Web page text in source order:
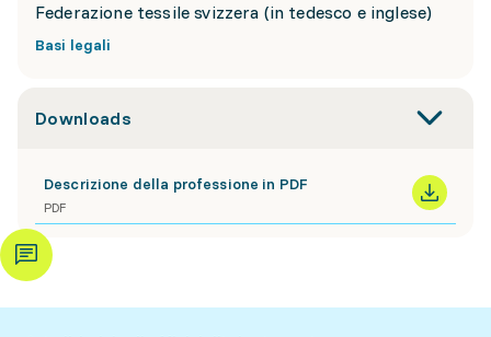
Federazione tessile svizzera (in tedesco e inglese)
Basi legali
Downloads
Descrizione della professione in PDF
PDF